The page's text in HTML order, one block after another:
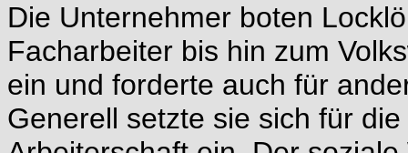
Die Unternehmer boten
Facharbeiter bis hin zum
ein und forderte auch für
Generell setzte sie sich für